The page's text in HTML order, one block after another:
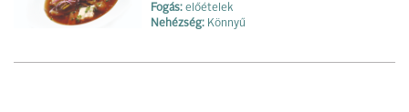
Fogás: előételek
Nehézség: Könnyű